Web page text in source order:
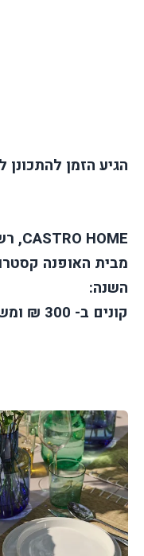
הגיע הזמן להתכונן ל
CASTRO HOME
,
מבית האופנה
השנה:
קונים ב- 300 ₪ ומשלמים רק 150 ₪